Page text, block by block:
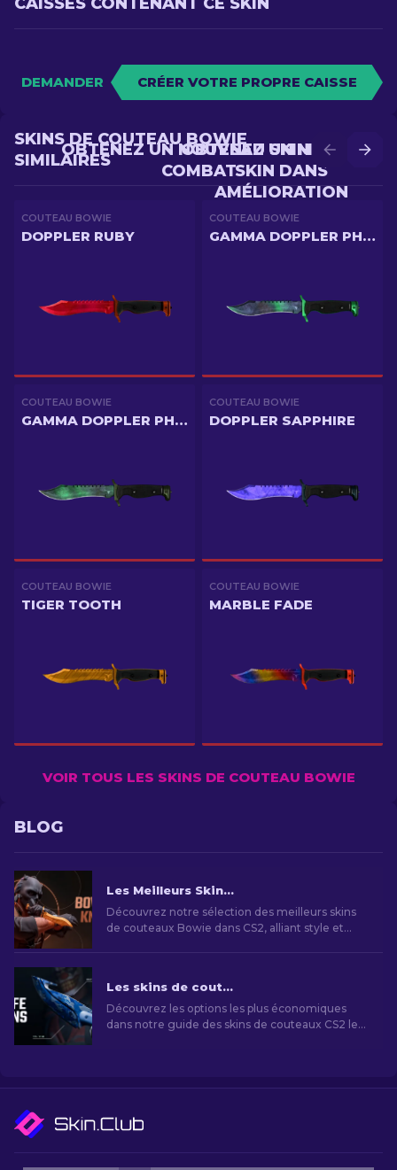
DEMANDER CRÉER VOTRE PROPRE CAISSE
OBTENEZ UN MEILLEUR
SKIN DANS
AMÉLIORATION
OBTENEZ UN NOUVEAU SKIN EN
COMBAT
SKINS DE COUTEAU BOWIE
SIMILAIRES
COUTEAU BOWIE
DOPPLER RUBY
COUTEAU BOWIE
GAMMA DOPPLER PHASE 1
COUTEAU BOWIE
GAMMA DOPPLER PHASE 2
COUTEAU BOWIE
DOPPLER SAPPHIRE
COUTEAU BOWIE
TIGER TOOTH
COUTEAU BOWIE
MARBLE FADE
VOIR TOUS LES SKINS DE COUTEAU BOWIE
BLOG
Les Meilleurs Skins de Couteaux Bowie dans CS2
Découvrez notre sélection des meilleurs skins
de couteaux Bowie dans CS2, alliant style et
Les skins de couteaux CS2 les moins chers [2026]
Découvrez les options les plus économiques
dans notre guide des skins de couteaux CS2 les